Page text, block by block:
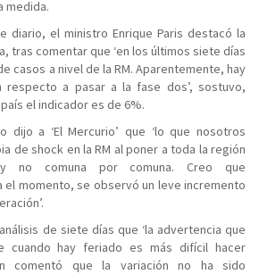
medida.
diario, el ministro Enrique Paris destacó la
tras comentar que ‘en los últimos siete días
casos a nivel de la RM. Aparentemente, hay
a pasar a la fase dos’, sostuvo,
el indicador es de 6%.
dijo a ‘El Mercurio’ que ‘lo que nosotros
de shock en la RM al poner a toda la región
no comuna por comuna. Creo que
el momento, se observó un leve incremento
de siete días que ‘la advertencia que
cuando hay feriado es más difícil hacer
comentó que la variación no ha sido